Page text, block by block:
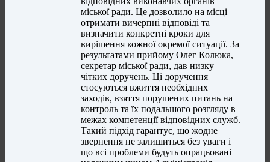
міської ради. Це дозволило на місці
отримати вичерпні відповіді та
визначити конкретні кроки для
вирішення кожної окремої ситуації. За
результатами прийому Олег Колюка,
секретар міської ради, дав низку
чітких доручень. Ці доручення
стосуються вжиття необхідних
заходів, взяття порушених питань на
контроль та їх подальшого розгляду в
межах компетенції відповідних служб.
Такий підхід гарантує, що жодне
звернення не залишиться без уваги і
що всі проблеми будуть опрацьовані